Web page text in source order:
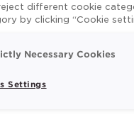
different cookie
by clicking “Cookie
Necessary Cookies
Settings